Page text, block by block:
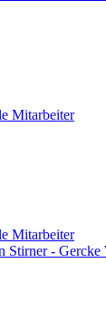
Mitarbeiter
Mitarbeiter